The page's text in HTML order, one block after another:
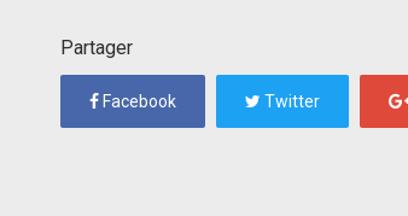
Partager
Facebook Twitter